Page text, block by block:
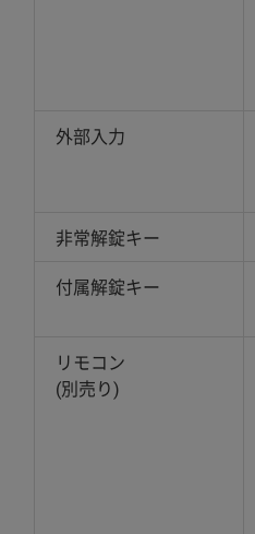
外部入力
非常解錠キー
付属解錠キー
リモコン
(別売り)